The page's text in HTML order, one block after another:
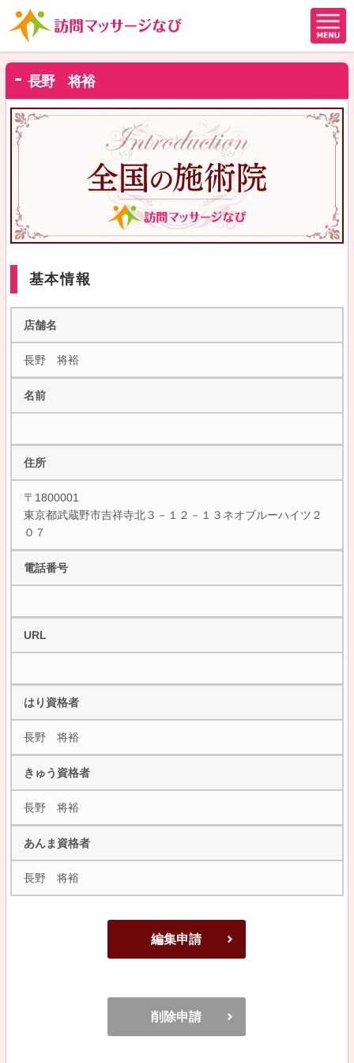
長野 将裕
基本情報
店舗名
長野 将裕
名前
住所
〒1800001
東京都武蔵野市吉祥寺北３－１２－１３ネオブルーハイツ２
０７
電話番号
URL
はり資格者
長野 将裕
きゅう資格者
長野 将裕
あんま資格者
長野 将裕
編集申請
削除申請